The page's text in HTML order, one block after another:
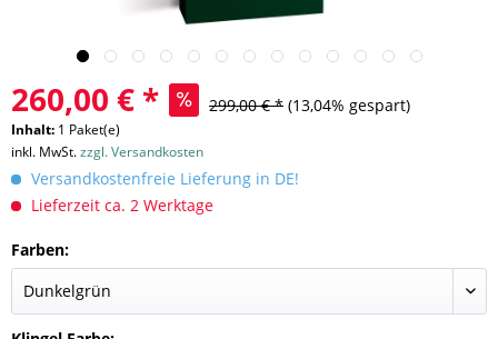
260,00 € * 299,00 € * (13,04% gespart)
Inhalt: 1 Paket(e)
inkl. MwSt.zzgl. Versandkosten
Versandkostenfreie Lieferung in DE!
Lieferzeit ca. 2 Werktage
Farben: